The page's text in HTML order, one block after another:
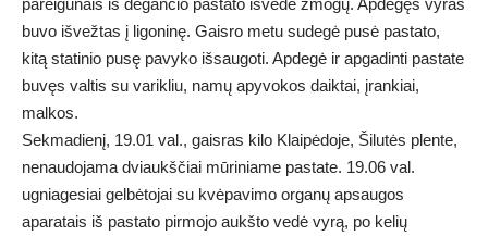
pareigūnais iš degančio pastato išvedė žmogų. Apdegęs vyras
buvo išvežtas į ligoninę. Gaisro metu sudegė pusė pastato,
kitą statinio pusę pavyko išsaugoti. Apdegė ir apgadinti pastate
buvęs valtis su varikliu, namų apyvokos daiktai, įrankiai,
malkos.
Sekmadienį, 19.01 val., gaisras kilo Klaipėdoje, Šilutės plente,
nenaudojama dviaukščiai mūriniame pastate. 19.06 val.
ugniagesiai gelbėtojai su kvėpavimo organų apsaugos
aparatais iš pastato pirmojo aukšto vedė vyrą, po kelių